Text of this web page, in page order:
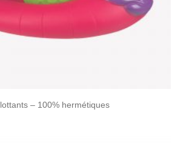
– 100% hermétiques